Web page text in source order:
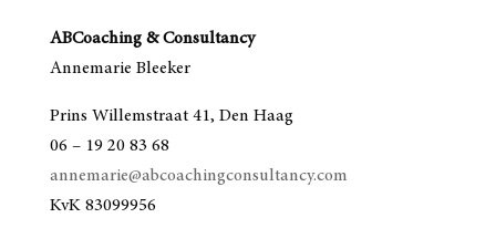
ABCoaching & Consultancy
Annemarie Bleeker
Prins Willemstraat 41, Den Haag
06 – 19 20 83 68
annemarie@abcoachingconsultancy.com
KvK 83099956